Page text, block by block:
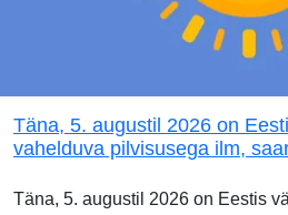
Täna, 5. augustil 2026 on
vahelduva pilvisusega ilm,
Täna, 5. augustil 2026 on Eestis